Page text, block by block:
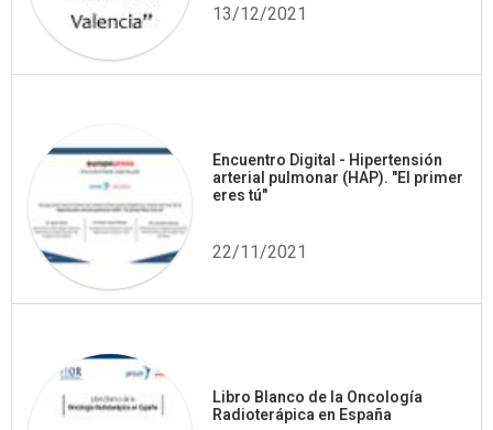
13/12/2021
Encuentro Digital - Hipertensión
arterial pulmonar (HAP). "El primer
eres tú"
22/11/2021
Libro Blanco de la Oncología
Radioterápica en España